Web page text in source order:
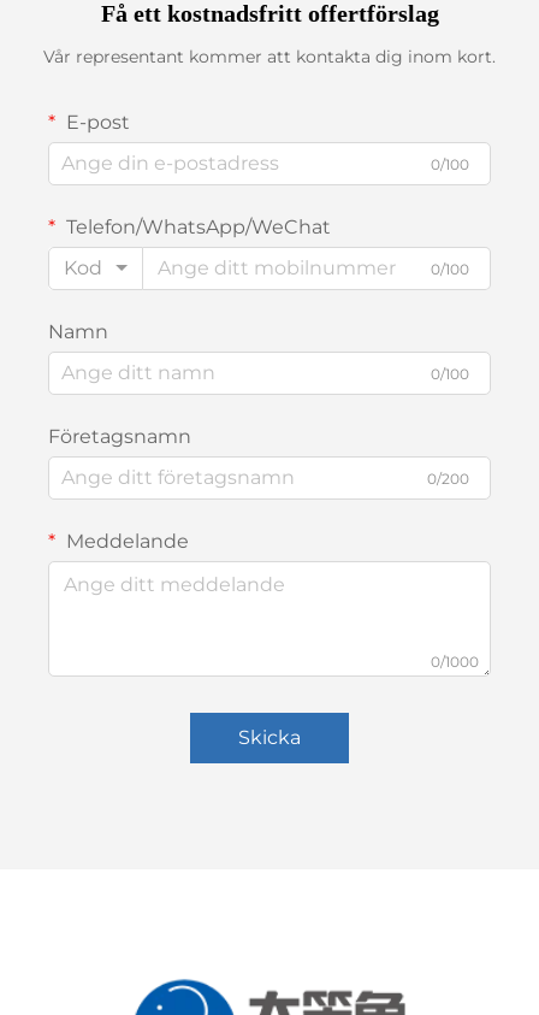
Få ett kostnadsfritt offertförslag
Vår representant kommer att kontakta dig inom kort.
E-post
0/100
Telefon/WhatsApp/WeChat
Kod
0/100
Namn
0/100
Företagsnamn
0/200
Meddelande
0/1000
Skicka